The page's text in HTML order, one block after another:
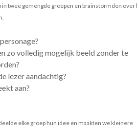
in twee gemengde groepen en brainstormden over
zo volledig mogelijk beeld zonder te
lezer aandachtig?
aan?
elke groep hun idee en maakten we kleinere